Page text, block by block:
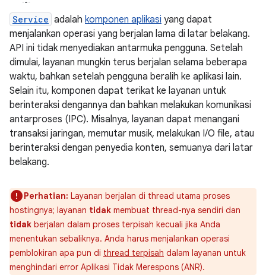
Service adalah komponen aplikasi yang dapat
menjalankan operasi yang berjalan lama di latar belakang.
API ini tidak menyediakan antarmuka pengguna. Setelah
dimulai, layanan mungkin terus berjalan selama beberapa
waktu, bahkan setelah pengguna beralih ke aplikasi lain.
Selain itu, komponen dapat terikat ke layanan untuk
berinteraksi dengannya dan bahkan melakukan komunikasi
antarproses (IPC). Misalnya, layanan dapat menangani
transaksi jaringan, memutar musik, melakukan I/O file, atau
berinteraksi dengan penyedia konten, semuanya dari latar
belakang.
Perhatian: Layanan berjalan di thread utama proses
hostingnya; layanan tidak membuat thread-nya sendiri dan
tidak berjalan dalam proses terpisah kecuali jika Anda
menentukan sebaliknya. Anda harus menjalankan operasi
pemblokiran apa pun di thread terpisah dalam layanan untuk
menghindari error Aplikasi Tidak Merespons (ANR).